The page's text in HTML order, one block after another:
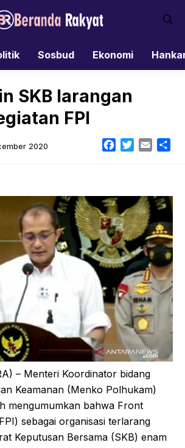
Sosbud Ekonomi
SKB larangan
FPI
2020 Facebook
TwitterEmail
– Menteri Koordinator bidang
Keamanan (Menko Polhukam)
mengumumkan bahwa Front
sebagai organisasi terlarang
Keputusan Bersama (SKB) enam